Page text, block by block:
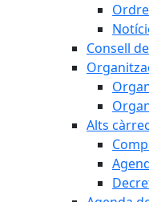
Consell
Alts